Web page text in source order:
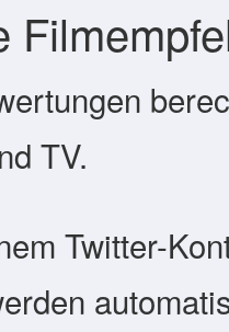
TV.
Twitter-